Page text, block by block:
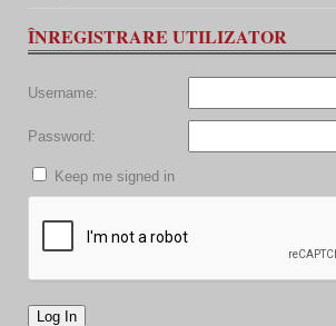
ÎNREGISTRARE UTILIZATOR
Username:
Password:
Keep me signed in
Log In